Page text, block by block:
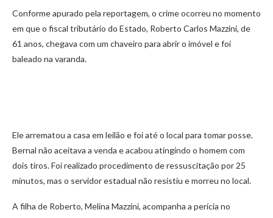
Conforme apurado pela reportagem, o crime ocorreu no momento
em que o fiscal tributário do Estado, Roberto Carlos Mazzini, de
61 anos, chegava com um chaveiro para abrir o imóvel e foi
baleado na varanda.
Ele arrematou a casa em leilão e foi até o local para tomar posse.
Bernal não aceitava a venda e acabou atingindo o homem com
dois tiros. Foi realizado procedimento de ressuscitação por 25
minutos, mas o servidor estadual não resistiu e morreu no local.
A filha de Roberto, Melina Mazzini, acompanha a perícia no